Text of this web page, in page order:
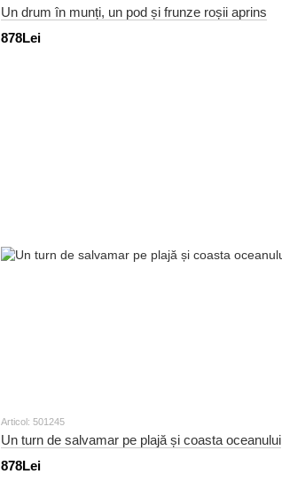
Un drum în munți, un pod și frunze roșii aprins
878Lei
Articol: 501245
Un turn de salvamar pe plajă și coasta oceanului
878Lei